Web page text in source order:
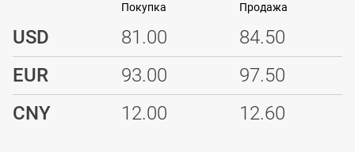
USD
Покупка
81.00
Продажа
84.50
EUR
93.00
97.50
CNY
12.00 12.60